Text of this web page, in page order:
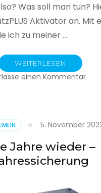
Was soll man tun?
Aktivator an. Mit
ich zu meiner …
WEITERLESEN
einen Kommentarzu
5. November
Jahre wieder –